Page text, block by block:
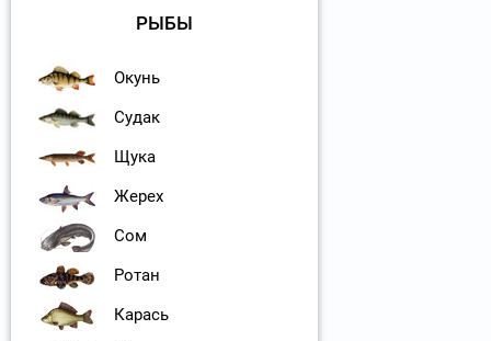
РЫБЫ
Окунь
Судак
Щука
Жерех
Сом
Ротан
Карась